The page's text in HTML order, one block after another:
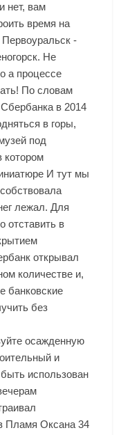
нет, вам
время на
-
Не
а процессе
По словам
в 2014
в горы,
под
котором
И тут мы
лежал. Для
отставить в
открывал
количестве и,
банковские
без
осажденную
и
использован
Пламя Оксана 34